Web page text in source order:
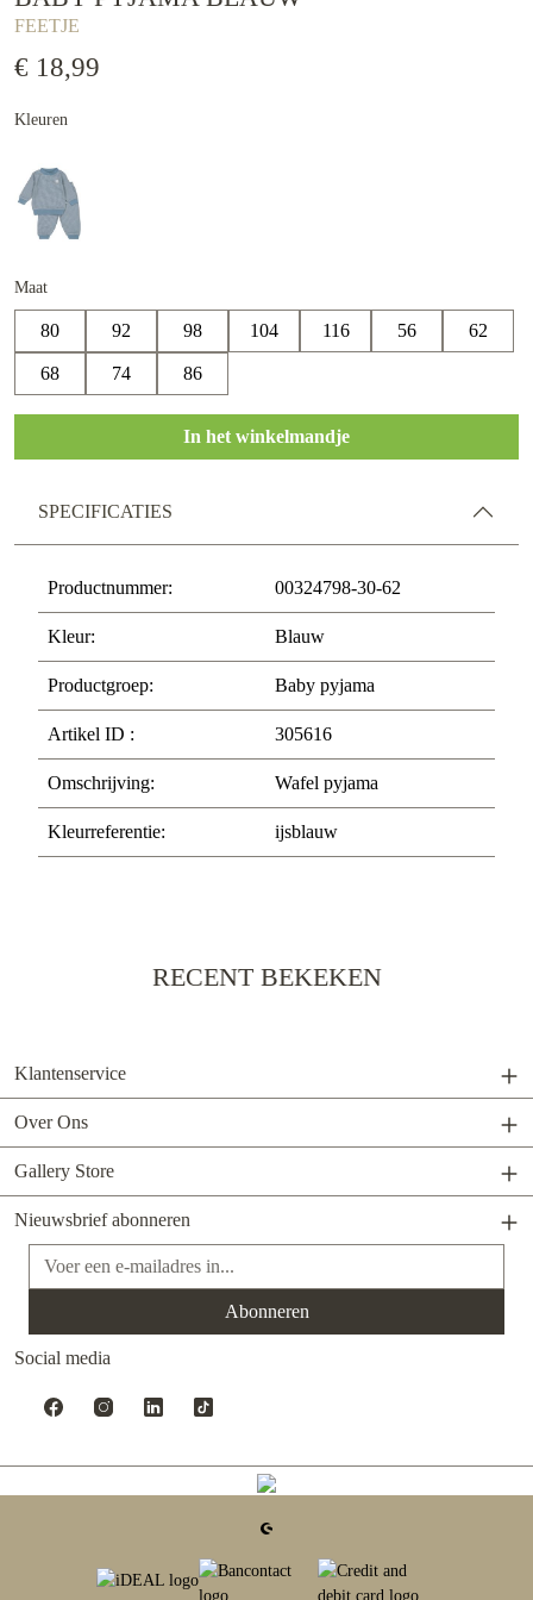
FEETJE
€ 18,99
Kleuren
Maat
80 92 98 104 116 56 62
68 74 86
In het winkelmandje
SPECIFICATIES
Productnummer: 00324798-30-62
Kleur: Blauw
Productgroep: Baby pyjama
Artikel ID : 305616
Omschrijving: Wafel pyjama
Kleurreferentie: ijsblauw
RECENT BEKEKEN
Klantenservice
Over Ons
Gallery Store
Nieuwsbrief abonneren
E-mailadres*
Abonneren
Social media